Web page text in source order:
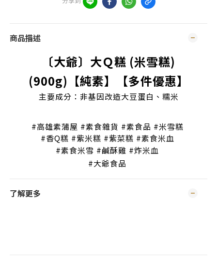
商品描述
〔大爺〕 大Ｑ糕 (米雪糕)
(900g) 【純素】【多件優惠】
主要成分：非基因改造大豆蛋白、糯米
#高雄素蒲屋 #素食雜貨 #素食品 #米雪糕
#香Q糕 #紫米糕 #紫菜糕 #素食米血
#素食米雪 #鹹酥雞 #炸米血
#大爺食品
了解更多